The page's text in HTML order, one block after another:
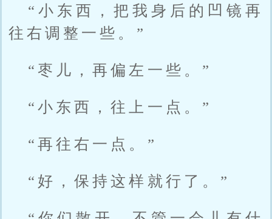
“小东西，把我身后的凹镜再
往右调整一些。”
“枣儿，再偏左一些。”
“小东西，往上一点。”
“再往右一点。”
“好，保持这样就行了。”